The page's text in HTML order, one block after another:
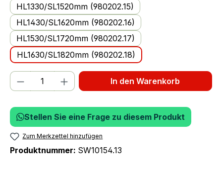
HL1330/SL1520mm (980202.15)
HL1430/SL1620mm (980202.16)
HL1530/SL1720mm (980202.17)
HL1630/SL1820mm (980202.18)
Produkt Anzahl: Gib den gewünschten
In den Warenkorb
Stellen Sie eine Frage zu diesem Produkt
Zum Merkzettel hinzufügen
Produktnummer: SW10154.13